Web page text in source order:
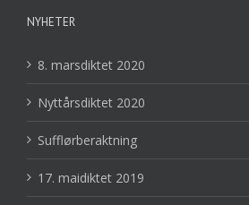
NYHETER
8. marsdiktet 2020
Nyttårsdiktet 2020
Sufflørberaktning
17. maidiktet 2019